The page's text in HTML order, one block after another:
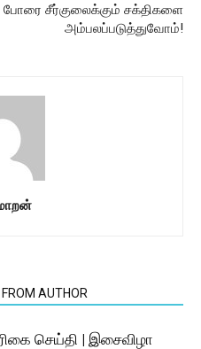
போரை சீர்குலைக்கும் சக்திகளை
அம்பலப்படுத்துவோம்!
FROM AUTHOR
செய்தி | இசைவிழா